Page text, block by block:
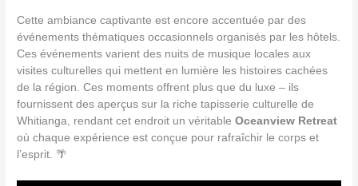
Cette ambiance captivante est encore accentuée par des
événements thématiques occasionnels organisés par les hôtels.
Ces événements varient des nuits de musique locales aux
visites culturelles qui mettent en lumière les histoires cachées
de la région. Ces moments offrent plus que du luxe – ils
fournissent des aperçus sur la riche tapisserie culturelle de
Whitianga, rendant cet endroit un véritableOceanview Retreat
où chaque expérience est conçue pour rafraîchir le corps et
l’esprit. 🌴